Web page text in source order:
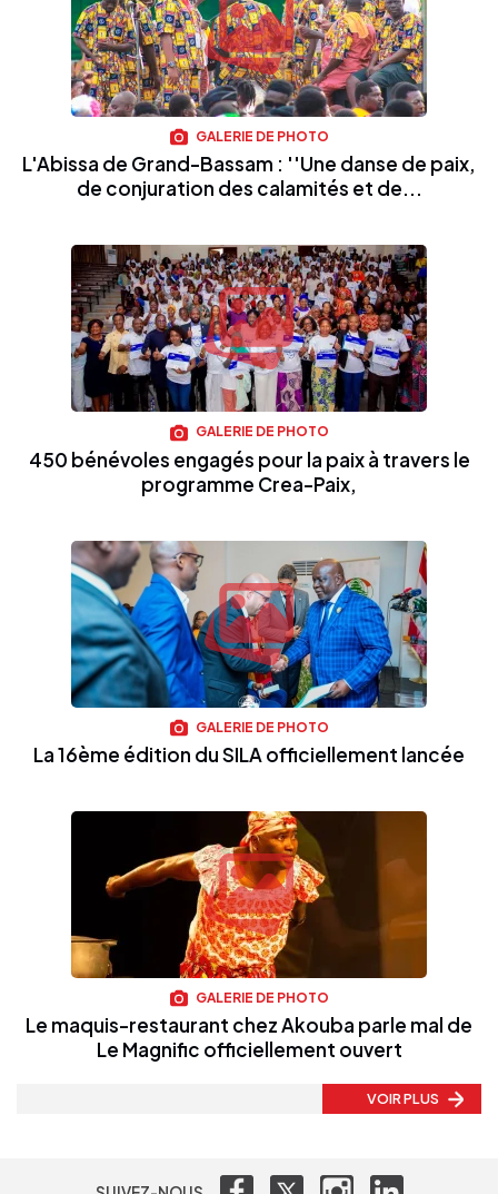
GALERIE DE PHOTO
L'Abissa de Grand-Bassam : ''Une danse de paix,
de conjuration des calamités et de...
GALERIE DE PHOTO
450 bénévoles engagés pour la paix à travers le
programme Crea-Paix,
GALERIE DE PHOTO
La 16ème édition du SILA officiellement lancée
GALERIE DE PHOTO
Le maquis-restaurant chez Akouba parle mal de
Le Magnific officiellement ouvert
VOIR PLUS